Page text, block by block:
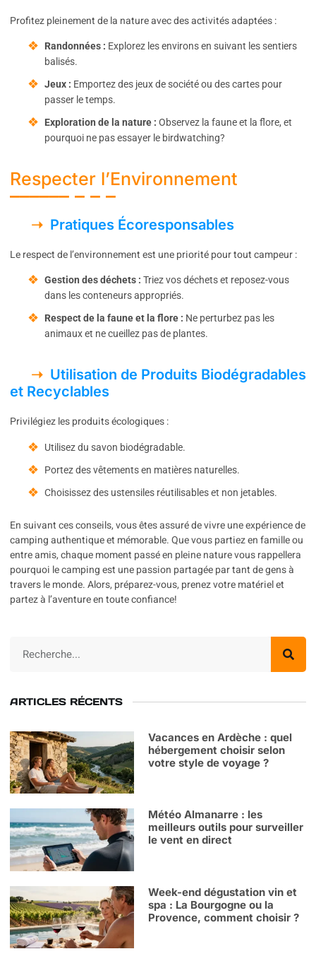
Profitez pleinement de la nature avec des activités adaptées :
Randonnées : Explorez les environs en suivant les sentiers
balisés.
Jeux : Emportez des jeux de société ou des cartes pour
passer le temps.
Exploration de la nature : Observez la faune et la flore, et
pourquoi ne pas essayer le birdwatching?
Respecter l’Environnement
Pratiques Écoresponsables
Le respect de l’environnement est une priorité pour tout campeur :
Gestion des déchets : Triez vos déchets et reposez-vous
dans les conteneurs appropriés.
Respect de la faune et la flore : Ne perturbez pas les
animaux et ne cueillez pas de plantes.
Utilisation de Produits Biodégradables
et Recyclables
Privilégiez les produits écologiques :
Utilisez du savon biodégradable.
Portez des vêtements en matières naturelles.
Choisissez des ustensiles réutilisables et non jetables.
En suivant ces conseils, vous êtes assuré de vivre une expérience de
camping authentique et mémorable. Que vous partiez en famille ou
entre amis, chaque moment passé en pleine nature vous rappellera
pourquoi le camping est une passion partagée par tant de gens à
travers le monde. Alors, préparez-vous, prenez votre matériel et
partez à l’aventure en toute confiance!
ARTICLES RÉCENTS
Vacances en Ardèche : quel
hébergement choisir selon
votre style de voyage ?
Météo Almanarre : les
meilleurs outils pour surveiller
le vent en direct
Week-end dégustation vin et
spa : La Bourgogne ou la
Provence, comment choisir ?